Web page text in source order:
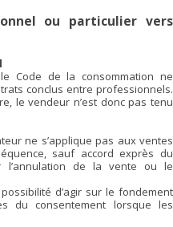
ou particulier vers
Code de la consommation ne
conclus entre professionnels.
le vendeur n’est donc pas tenu
ne s’applique pas aux ventes
sauf accord exprès du
l’annulation de la vente ou le
d’agir sur le fondement
du consentement lorsque les